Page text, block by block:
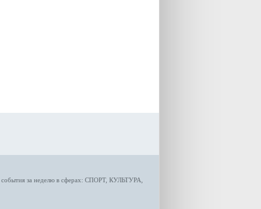
события за неделю в сферах: СПОРТ, КУЛЬТУРА,